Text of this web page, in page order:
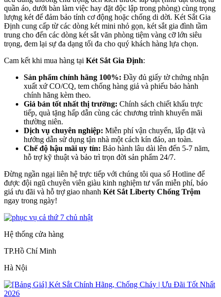
quần áo, dưới bàn làm việc hay đặt độc lập trong phòng) cùng trọng
lượng két để đảm bảo tính cơ động hoặc chống di dời. Két Sắt Gia
Định cung cấp từ các dòng két mini nhỏ gọn, két sắt gia đình tầm
trung cho đến các dòng két sắt văn phòng tiệm vàng cỡ lớn siêu
trọng, đem lại sự đa dạng tối đa cho quý khách hàng lựa chọn.
Cam kết khi mua hàng tại Két Sắt Gia Định:
Sản phẩm chính hãng 100%: Đầy đủ giấy tờ chứng nhận
xuất xứ CO/CQ, tem chống hàng giả và phiếu bảo hành
chính hãng kèm theo.
Giá bán tốt nhất thị trường: Chính sách chiết khấu trực
tiếp, quà tặng hấp dẫn cùng các chương trình khuyến mãi
thường niên.
Dịch vụ chuyên nghiệp: Miễn phí vận chuyển, lắp đặt và
hướng dẫn sử dụng tận nhà một cách kín đáo, an toàn.
Chế độ hậu mãi uy tín: Bảo hành lâu dài lên đến 5-7 năm,
hỗ trợ kỹ thuật và bảo trì trọn đời sản phẩm 24/7.
Đừng ngần ngại liên hệ trực tiếp với chúng tôi qua số Hotline để
được đội ngũ chuyên viên giàu kinh nghiệm tư vấn miễn phí, báo
giá ưu đãi và hỗ trợ giao nhanh Két Sắt Liberty Chống Trộm
ngay trong ngày!
Hệ thống cửa hàng
TP.Hồ Chí Minh
Hà Nội